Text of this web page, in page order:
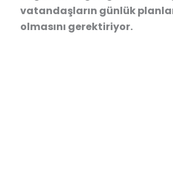
vatandaşların günlük
olmasını gerektiriyor.